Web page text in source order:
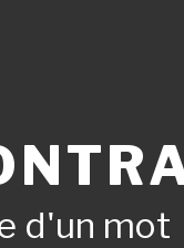
d'un mot